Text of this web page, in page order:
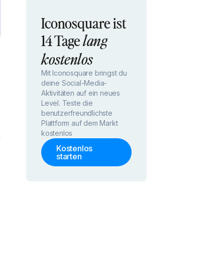
Iconosquare ist
14 Tagelang
kostenlos
Mit Iconosquare bringst du
deine Social-Media-
Aktivitäten auf ein neues
Level. Teste die
benutzerfreundlichste
Plattform auf dem Markt
kostenlos
Kostenlos
starten